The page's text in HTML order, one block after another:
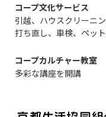
コープ文化サービス
引越、ハウスクリーニ
打ち直し、車検、ペッ
コープカルチャー教室
多彩な講座を開講